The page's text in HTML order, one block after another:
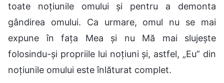
toate noțiunile omului și pentru a demonta
gândirea omului. Ca urmare, omul nu se mai
expune în fața Mea și nu Mă mai slujește
folosindu-și propriile lui noțiuni și, astfel, „Eu” din
noțiunile omului este înlăturat complet.